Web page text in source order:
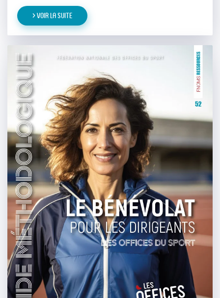
> Voir la suite